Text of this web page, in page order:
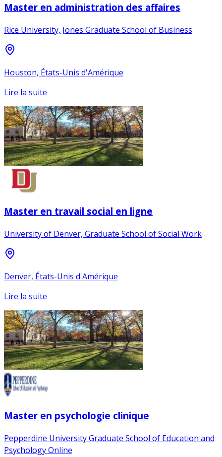
Master en administration des affaires
Rice University, Jones Graduate School of Business
Houston, États-Unis d'Amérique
Lire la suite
Master en travail social en ligne
University of Denver, Graduate School of Social Work
Denver, États-Unis d'Amérique
Lire la suite
Master en psychologie clinique
Pepperdine University Graduate School of Education and
Psychology Online